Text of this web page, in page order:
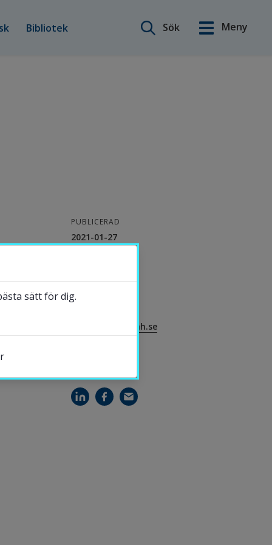
i nytt fönster.
webbplats, öppnas i nytt fönster.
Öppnas i nytt fönster.
BibliotekÖppnas i nytt fönster.
Sök
Meny
PUBLICERAD
2021-01-27
servicecenter@hh.se
DELA
English
sätt för dig.